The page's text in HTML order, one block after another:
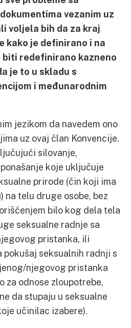
vezanim uz
voljela bih da za kraj
kako je definirano i na
redefinirano kazneno
je to u skladu s
i međunarodnim
jezikom da navedem ono
uz ovaj član Konvencije.
silovanje,
koje uključuje
prirode (čin koji ima
na telu druge osobe, bez
bilo kog dela tela
seksualne radnje sa
pristanka, ili
seksualnih radnji s
njegovog pristanka
za odnose zloupotrebe,
da stupaju u seksualne
učinilac izabere).